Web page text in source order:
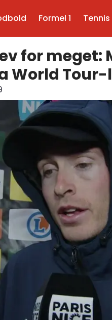
Formel 1 Tennis
for meget:
World Tour-